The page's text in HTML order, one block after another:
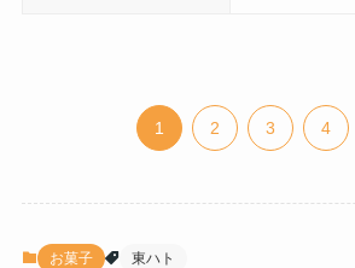
1 2 3 4
お菓子 東ハト